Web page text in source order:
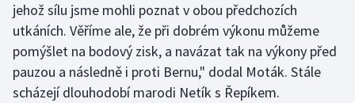
jehož sílu jsme mohli poznat v obou předchozích
utkáních. Věříme ale, že při dobrém výkonu můžeme
pomýšlet na bodový zisk, a navázat tak na výkony před
pauzou a následně i proti Bernu," dodal Moták. Stále
scházejí dlouhodobí marodi Netík s Řepíkem.